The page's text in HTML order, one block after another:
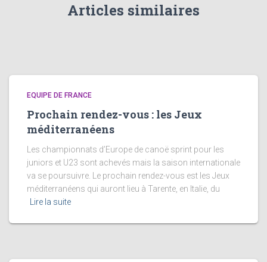
Articles similaires
EQUIPE DE FRANCE
Prochain rendez-vous : les Jeux
méditerranéens
Les championnats d’Europe de canoë sprint pour les
juniors et U23 sont achevés mais la saison internationale
va se poursuivre. Le prochain rendez-vous est les Jeux
méditerranéens qui auront lieu à Tarente, en Italie, du
Lire la suite